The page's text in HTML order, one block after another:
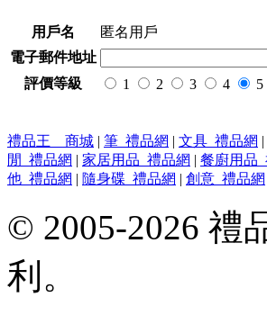
用戶名
匿名用戶
電子郵件地址
評價等級
1 2 3 4 5
禮品王 商城 | 筆_禮品網 | 文具_禮品網 |
閒_禮品網 | 家居用品_禮品網 | 餐廚用品
他_禮品網 | 隨身碟_禮品網 | 創意_禮品網
© 2005-2026 禮
利。